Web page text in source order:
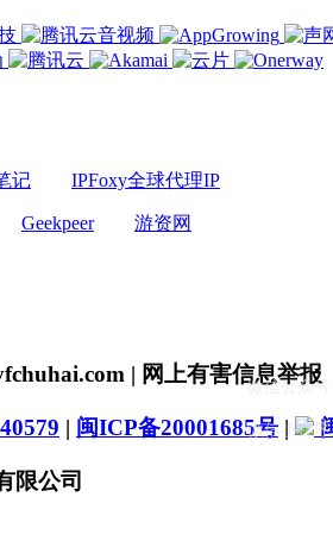
记 IPFoxy全球代理IP
Geekpeer 游资网
微信公众号
微信小程序
| 网上有害信息举报
| 闽ICP备20001685号 |
限公司